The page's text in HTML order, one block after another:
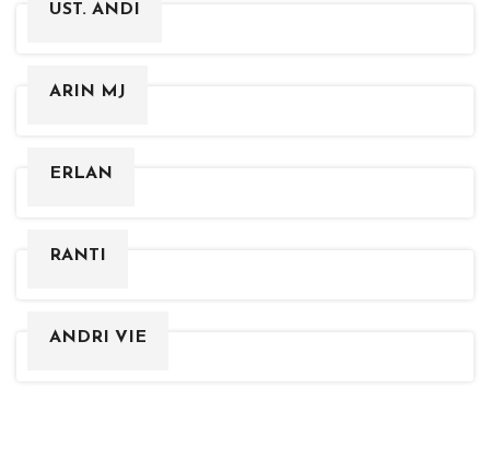
UST. ANDI
ARIN MJ
ERLAN
RANTI
ANDRI VIE